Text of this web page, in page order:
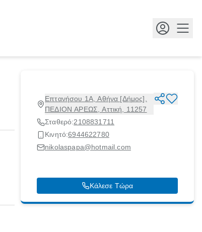
Επτανήσου 1Α, Αθήνα [Δήμος],
ΠΕΔΙΟΝ ΑΡΕΩΣ, Αττική, 11257
Σταθερό:2108831711
Κινητό:6944622780
nikolaspapa@hotmail.com
Κάλεσε Τώρα